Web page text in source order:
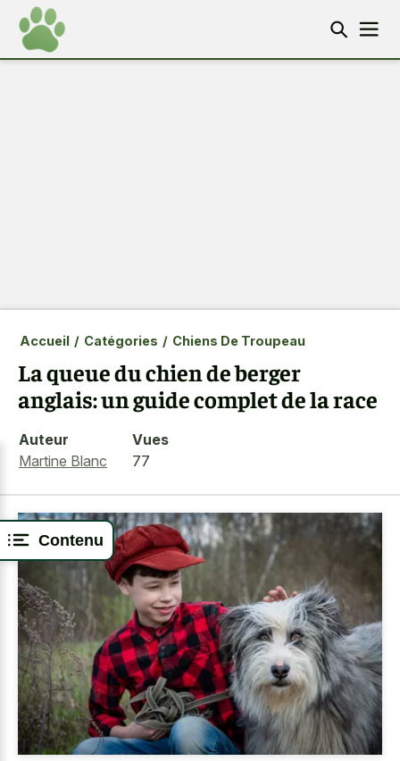
Contenu
Accueil / Catégories / Chiens De Troupeau
La queue du chien de berger
anglais: un guide complet de la race
Auteur
Martine Blanc
Vues
77